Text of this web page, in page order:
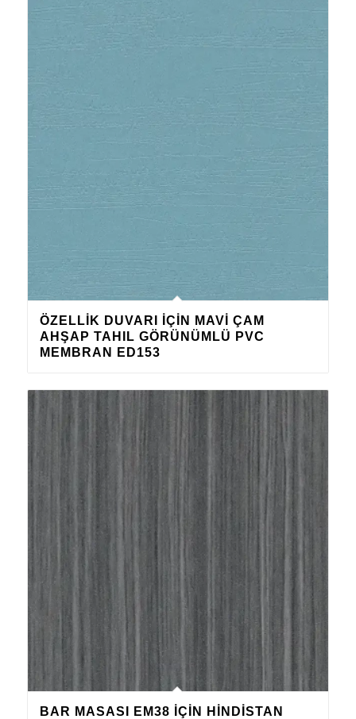
ÖZELLIK DUVARI IÇIN MAVI ÇAM
AHŞAP TAHIL GÖRÜNÜMLÜ PVC
MEMBRAN ED153
BAR MASASI EM38 IÇIN HINDISTAN